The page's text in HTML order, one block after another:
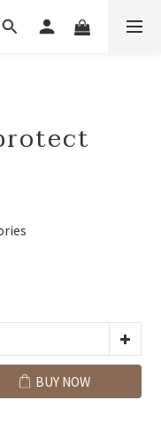
BUY NOW